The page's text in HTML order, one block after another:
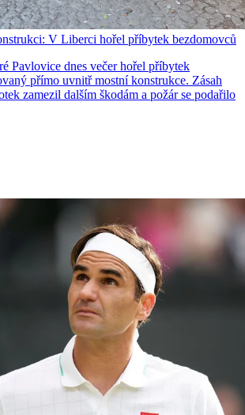
V Liberci hořel příbytek bezdomovců
Pavlovice dnes večer hořel příbytek
přímo uvnitř mostní konstrukce. Zásah
zamezil dalším škodám a požár se podařilo